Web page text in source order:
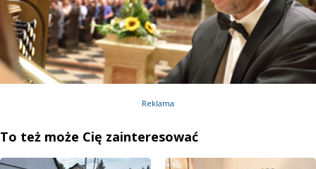
Reklama
To też może Cię zainteresować